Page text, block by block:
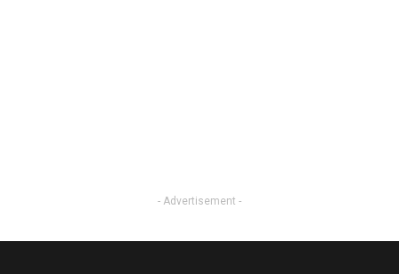
- Advertisement -